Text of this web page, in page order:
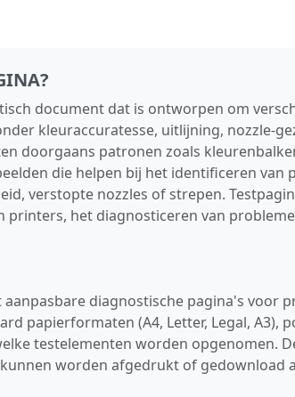
document dat is ontworpen om
kleuraccuratesse, uitlijning,
doorgaans patronen zoals
die helpen bij het identificeren van
verstopte nozzles of strepen.
printers, het diagnosticeren van
aanpasbare diagnostische pagina's voor
papierformaten (A4, Letter, Legal, A3),
testelementen worden opgenomen.
worden afgedrukt of gedownload